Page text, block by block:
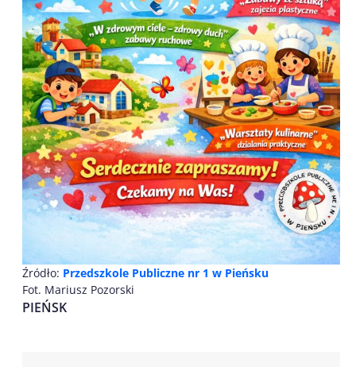
Źródło: Przedszkole Publiczne nr 1 w Pieńsku
Fot. Mariusz Pozorski
PIEŃSK